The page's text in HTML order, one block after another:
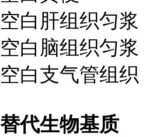
空白肝组织匀浆
空白脑组织匀浆
空白支气管组织
替代生物基质